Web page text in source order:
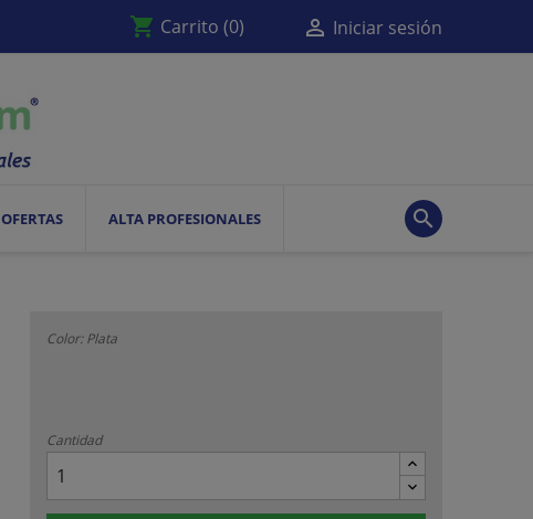
shopping_cart Carrito (0)  Iniciar sesión
OFERTAS ALTA PROFESIONALES 
Color: Plata
Cantidad